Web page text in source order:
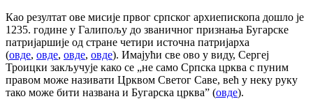
Као резултат ове мисије првог српског архиепископа дошло је
1235. године у Галипољу до званичног признања Бугарске
патријаршије од стране четири источна патријарха
(овде, овде, овде, овде). Имајући све ово у виду, Сергеј
Троицки закључује како се „не само Српска црква с пуним
правом може називати Црквом Светог Саве, већ у неку руку
тако може бити названа и Бугарска црква” (овде).